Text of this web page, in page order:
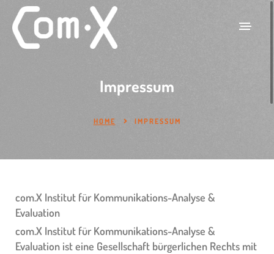
Impressum
HOME IMPRESSUM
com.X Institut für Kommunikations-Analyse &
Evaluation
com.X Institut für Kommunikations-Analyse &
Evaluation ist eine Gesellschaft bürgerlichen Rechts mit